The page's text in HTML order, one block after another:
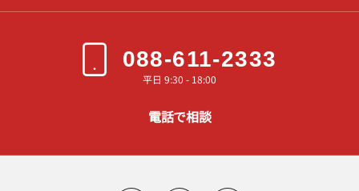
088-611-2333
平日 9:30 - 18:00
電話で相談